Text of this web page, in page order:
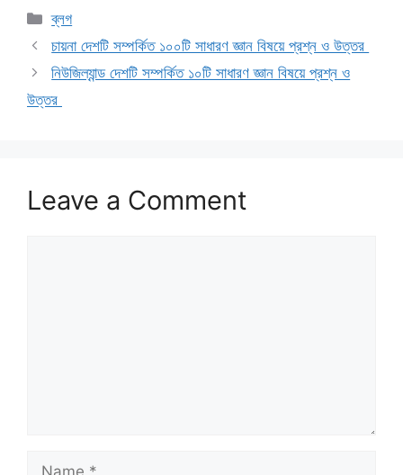
Categories
ব্লগ
চায়না দেশটি সম্পর্কিত ১০০টি সাধারণ জ্ঞান বিষয়ে প্রশ্ন ও উত্তর
নিউজিল্যান্ড দেশটি সম্পর্কিত ১০টি সাধারণ জ্ঞান বিষয়ে প্রশ্ন ও
উত্তর
Leave a Comment
Name